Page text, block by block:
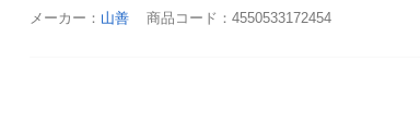
メーカー： 山善 商品コード： 4550533172454